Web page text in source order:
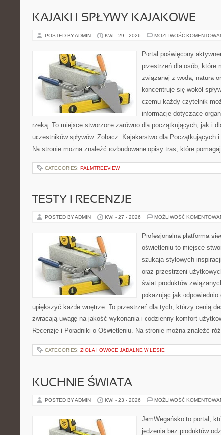
KAJAKI I SPŁYWY KAJAKOWE
POSTED BY ADMIN KWI - 29 - 2026 MOŻLIWOŚĆ
Portal poświęcony
przestrzeń dla osób, które
związanej z wodą, naturą
koncentruje się wokół
czemu każdy czytelnik
informacje dotyczące
rzeką. To miejsce stworzone zarówno dla początkujących, jak i
uczestników spływów. Zobacz: Kajakarstwo dla Początkujących
Na stronie można znaleźć rozbudowane opisy tras, które
CATEGORIES: PALMTREEVIEW
TESTY I RECENZJE
POSTED BY ADMIN KWI - 27 - 2026 MOŻLIWOŚĆ
Profesjonalna platforma
oświetleniu to miejsce
szukają stylowych
oraz przestrzeni
świat produktów
pokazując jak odpowiednio
upiększyć każde wnętrze. To przestrzeń dla tych, którzy cenią
zwracają uwagę na jakość wykonania i codzienny komfort
Recenzje i Poradniki o Oświetleniu. Na stronie można znaleźć
CATEGORIES: ZIOŁA I OWOCE JADALNE W LESIE
KUCHNIE ŚWIATA
POSTED BY ADMIN KWI - 23 - 2026 MOŻLIWOŚĆ
JemWegańsko to portal,
jedzenia bez produktów